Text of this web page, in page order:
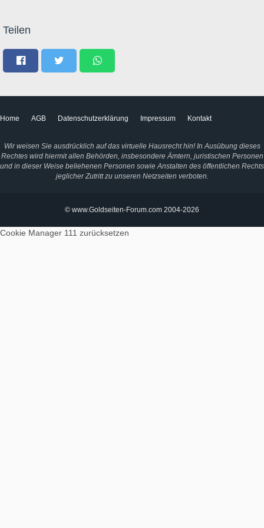
Teilen
Home AGB Datenschutzerklärung Impressum Kontakt
Wir weisen Sie ausdrücklich auf das virtuelle Hausrecht hin! In Ausübung dieses
Rechtes wird hiermit allen Behörden, insbesondere Ämtern, juristischen Personen
und in dieser Weise beliehenen Personen sowie Anstalten des öffentlichen Rechts
jeglicher Zutritt zu unseren Netzseiten verboten.
© www.Goldseiten-Forum.com 2004-2026
Cookie Manager 111 zurücksetzen